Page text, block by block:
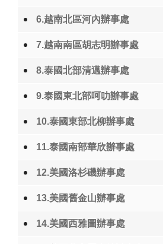
6.越南北區河內辦事處
7.越南南區胡志明辦事處
8.泰國北部清邁辦事處
9.泰國東北部呵叻辦事處
10.泰國東部北柳辦事處
11.泰國南部華欣辦事處
12.美國洛杉磯辦事處
13.美國舊金山辦事處
14.美國西雅圖辦事處